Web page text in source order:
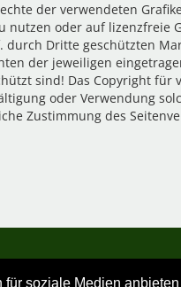
soziale Medien
der verwendeten
oder auf lizenzfreie
Dritte geschützten
der jeweiligen
sind! Das Copyright
oder Verwendung
Zustimmung des